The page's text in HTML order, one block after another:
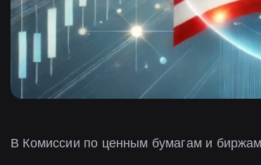
В Комиссии по ценным бумагам и